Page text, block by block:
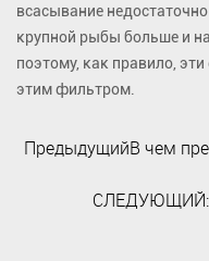
всасывание
крупной рыбы больше и
поэтому, как правило,
этим фильтром.
ПредыдущийВ чем